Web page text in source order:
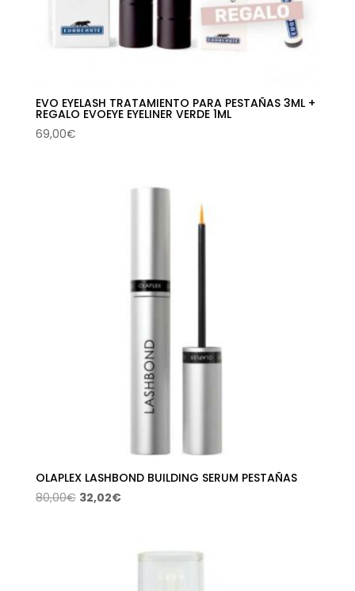
EVO EYELASH TRATAMIENTO PARA PESTAÑAS 3ML +
REGALO EVOEYE EYELINER VERDE 1ML
69,00€
OLAPLEX LASHBOND BUILDING SERUM PESTAÑAS
80,00€ El
32,02€El